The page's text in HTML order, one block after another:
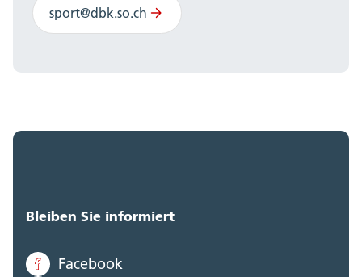
sport@dbk.so.ch
Bleiben Sie informiert
Facebook